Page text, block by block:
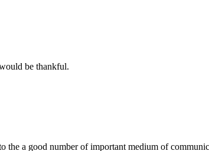
be thankful.
a good number of important medium of